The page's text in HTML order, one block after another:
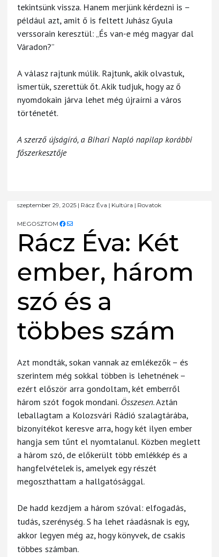
tekintsünk vissza. Hanem merjünk kérdezni is –
például azt, amit ő is feltett Juhász Gyula
verssorain keresztül: „És van-e még magyar dal
Váradon?”
A válasz rajtunk múlik. Rajtunk, akik olvastuk,
ismertük, szerettük őt. Akik tudjuk, hogy az ő
nyomdokain járva lehet még újraírni a város
történetét.
A szerző újságíró, a Bihari Napló napilap korábbi
főszerkesztője
szeptember 29, 2025 | Rácz Éva | Kultúra | Rovatok
MEGOSZTOM
Rácz Éva: Két
ember, három
szó és a
többes szám
Azt mondták, sokan vannak az emlékezők – és
szerintem még sokkal többen is lehetnének –
ezért először arra gondoltam, két emberről
három szót fogok mondani. Összesen. Aztán
leballagtam a Kolozsvári Rádió szalagtárába,
bizonyítékot keresve arra, hogy két ilyen ember
hangja sem tűnt el nyomtalanul. Közben meglett
a három szó, de előkerült több emlékkép és a
hangfelvételek is, amelyek egy részét
megoszthattam a hallgatósággal.
De hadd kezdjem a három szóval: elfogadás,
tudás, szerénység. S ha lehet ráadásnak is egy,
akkor legyen még az, hogy könyvek, de csakis
többes számban.